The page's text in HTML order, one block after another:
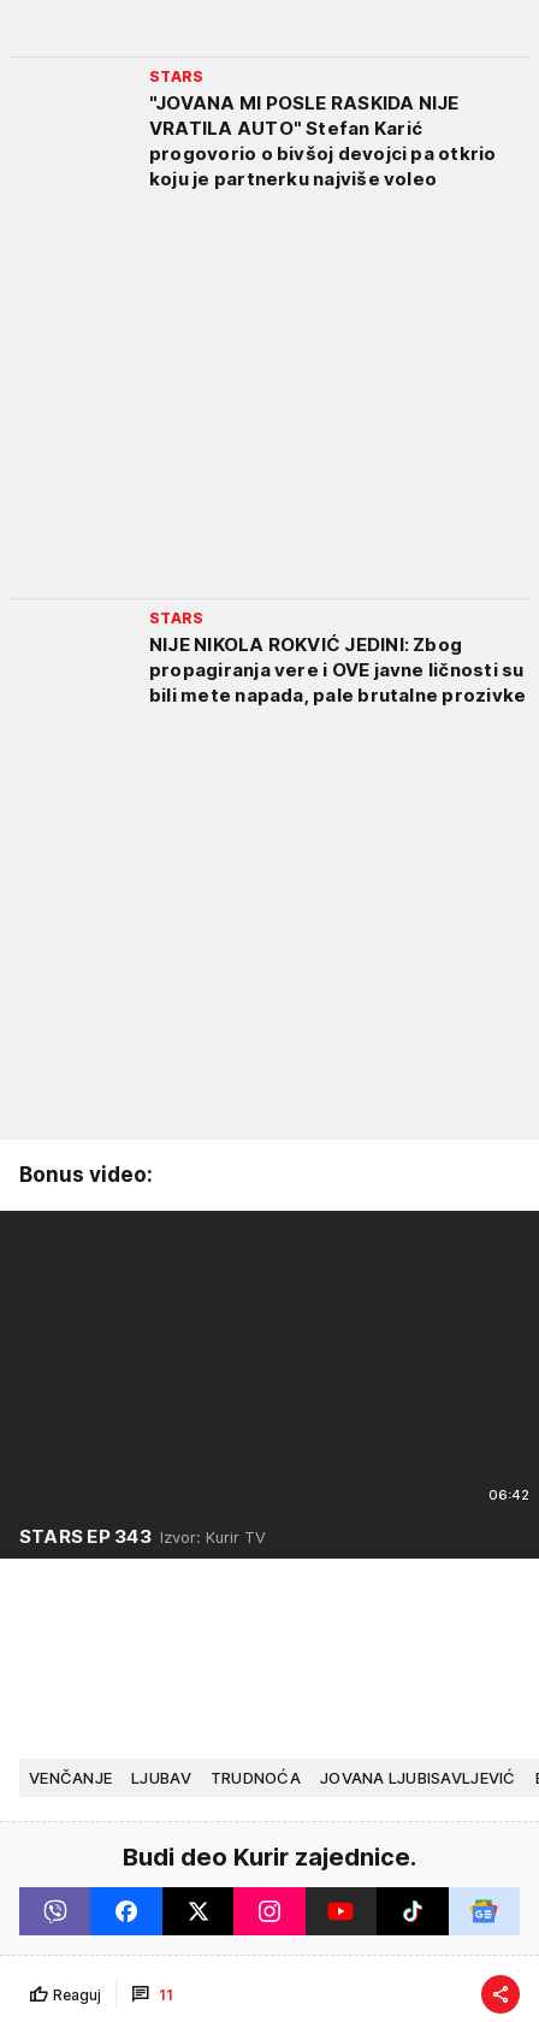
STARS
"JOVANA MI POSLE RASKIDA NIJE
VRATILA AUTO" Stefan Karić
progovorio o bivšoj devojci pa otkrio
koju je partnerku najviše voleo
STARS
NIJE NIKOLA ROKVIĆ JEDINI: Zbog
propagiranja vere i OVE javne ličnosti su
bili mete napada, pale brutalne prozivke
Bonus video:
06:42
STARS EP 343Izvor: Kurir TV
VENČANJE LJUBAV TRUDNOĆA JOVANA LJUBISAVLJEVIĆ
Budi deo Kurir zajednice.
Reaguj 11